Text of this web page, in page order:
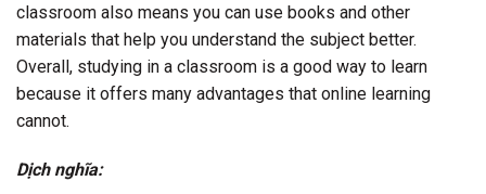
classroom also means you can use books and other
materials that help you understand the subject better.
Overall, studying in a classroom is a good way to learn
because it offers many advantages that online learning
cannot.
Dịch nghĩa: